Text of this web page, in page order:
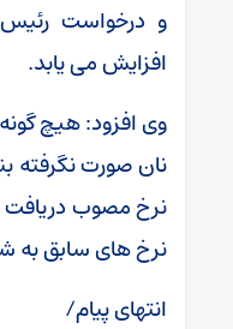
و درخواست
افزایش می یابد.
وی افزود: هیچ
نان صورت نگرفته
نرخ مصوب دریافت
نرخ های سابق به
انتهای پیام/